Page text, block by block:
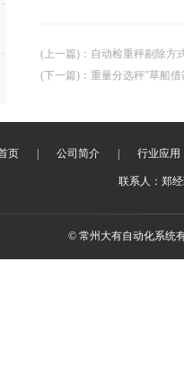
(上一篇) ： 自动检重秤剔除方
(下一篇) ： 重量分选秤”草船
页 | 公司简介 | 行业应用
联系人：郑
© 常州大有自动化系统